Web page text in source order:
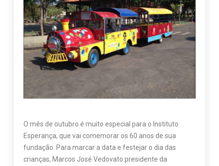
O mês de outubro é muito especial para o Instituto
Esperança, que vai comemorar os 60 anos de sua
fundação. Para marcar a data e festejar o dia das
crianças, Marcos José Vedovato presidente da